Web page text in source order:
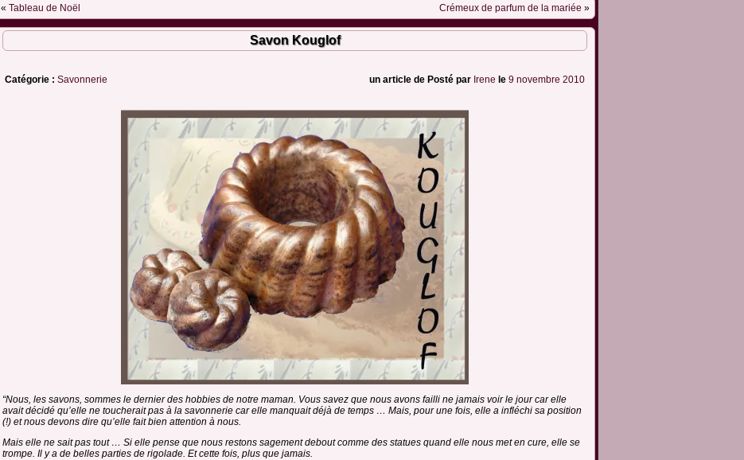
« Tableau de Noël Crémeux de parfum de la mariée »
Savon Kouglof
Catégorie : Savonnerie un article de Posté par Irene le 9 novembre 2010
“Nous, les savons, sommes le dernier des hobbies de notre maman. Vous savez que nous avons failli ne jamais voir le jour car elle
avait décidé qu’elle ne toucherait pas à la savonnerie car elle manquait déjà de temps … Mais, pour une fois, elle a infléchi sa position
(!) et nous devons dire qu’elle fait bien attention à nous.
Mais elle ne sait pas tout … Si elle pense que nous restons sagement debout comme des statues quand elle nous met en cure, elle se
trompe. Il y a de belles parties de rigolade. Et cette fois, plus que jamais.